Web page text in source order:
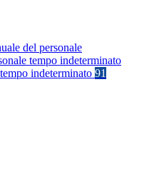
del personale
tempo indeterminato
indeterminato 91